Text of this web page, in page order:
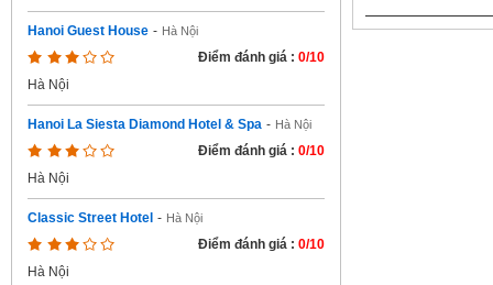
Hanoi Guest House - Hà Nội
Điểm đánh giá : 0/10
Hà Nội
Hanoi La Siesta Diamond Hotel & Spa - Hà Nội
Điểm đánh giá : 0/10
Hà Nội
Classic Street Hotel - Hà Nội
Điểm đánh giá : 0/10
Hà Nội